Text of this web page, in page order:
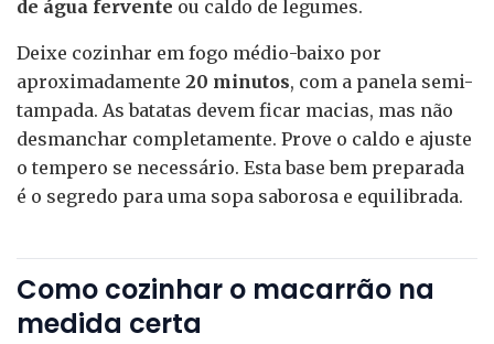
de água fervente ou caldo de legumes.
Deixe cozinhar em fogo médio-baixo por
aproximadamente 20 minutos, com a panela semi-
tampada. As batatas devem ficar macias, mas não
desmanchar completamente. Prove o caldo e ajuste
o tempero se necessário. Esta base bem preparada
é o segredo para uma sopa saborosa e equilibrada.
Como cozinhar o macarrão na
medida certa